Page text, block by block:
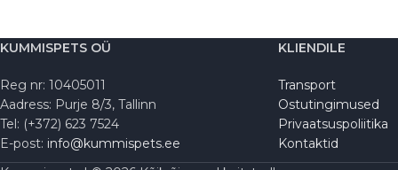
KUMMISPETS OÜ
Reg nr: 10405011
Aadress: Purje 8/3, Tallinn
Tel: (+372) 623 7524
E-post: info@kummispets.ee
KLIENDILE
Transport
Ostutingimused
Privaatsuspoliitika
Kontaktid